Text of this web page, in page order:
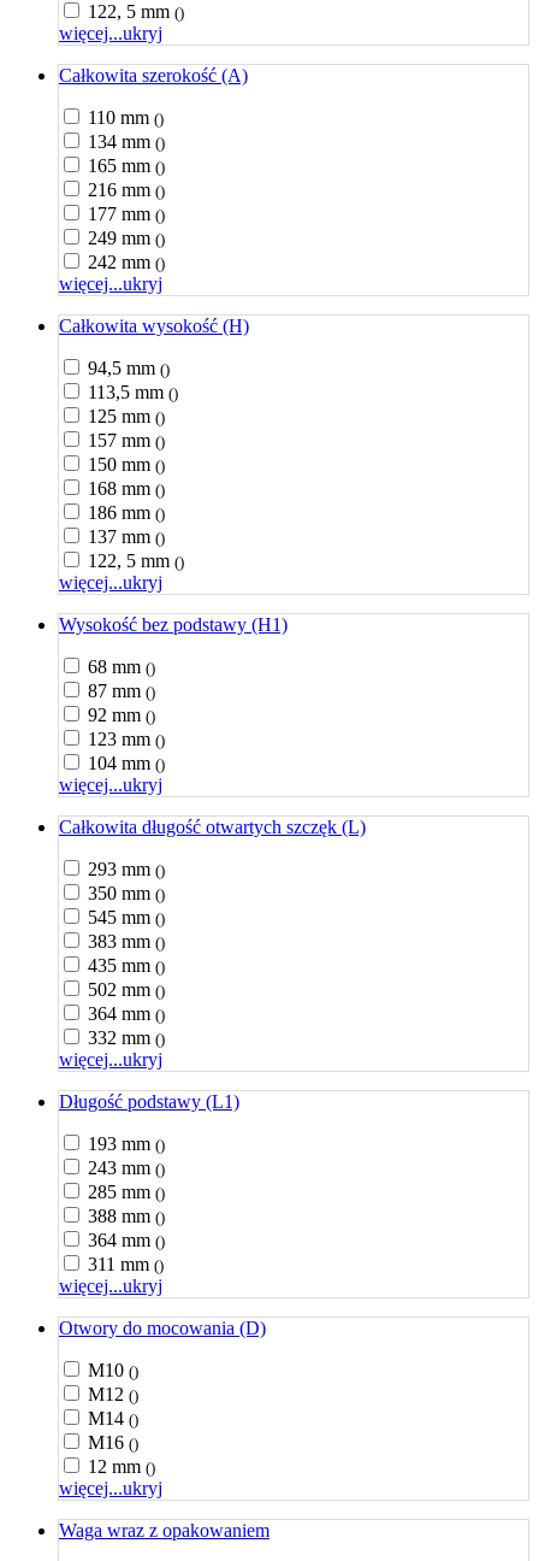
122, 5 mm ()
więcej...ukryj
Całkowita szerokość (A)
110 mm ()
134 mm ()
165 mm ()
216 mm ()
177 mm ()
249 mm ()
242 mm ()
więcej...ukryj
Całkowita wysokość (H)
94,5 mm ()
113,5 mm ()
125 mm ()
157 mm ()
150 mm ()
168 mm ()
186 mm ()
137 mm ()
122, 5 mm ()
więcej...ukryj
Wysokość bez podstawy (H1)
68 mm ()
87 mm ()
92 mm ()
123 mm ()
104 mm ()
więcej...ukryj
Całkowita długość otwartych szczęk (L)
293 mm ()
350 mm ()
545 mm ()
383 mm ()
435 mm ()
502 mm ()
364 mm ()
332 mm ()
więcej...ukryj
Długość podstawy (L1)
193 mm ()
243 mm ()
285 mm ()
388 mm ()
364 mm ()
311 mm ()
więcej...ukryj
Otwory do mocowania (D)
M10 ()
M12 ()
M14 ()
M16 ()
12 mm ()
więcej...ukryj
Waga wraz z opakowaniem